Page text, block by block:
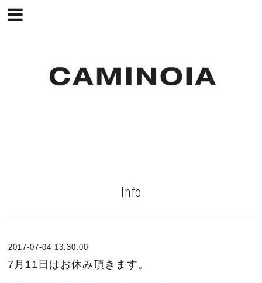
Info
2017-07-04 13:30:00
7月11日はお休み頂きます。